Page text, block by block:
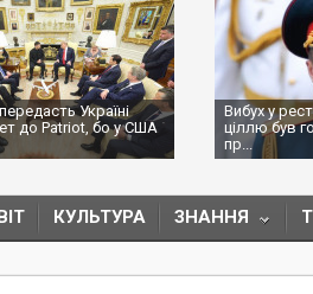
Україні
до Patriot, бо у США
Вибух у
ціллю був
пр...
КУЛЬТУРА ЗНАННЯ